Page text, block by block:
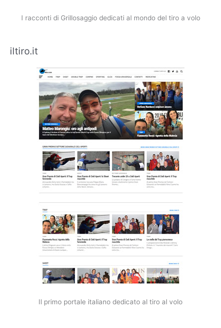
I racconti di Grillosaggio dedicati al mondo del tiro a volo
iltiro.it
Il primo portale italiano dedicato al tiro al volo